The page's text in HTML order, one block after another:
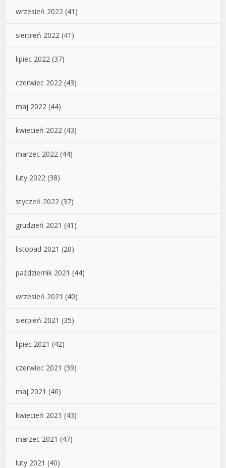
wrzesień 2022 (41)
sierpień 2022 (41)
lipiec 2022 (37)
czerwiec 2022 (43)
maj 2022 (44)
kwiecień 2022 (43)
marzec 2022 (44)
luty 2022 (38)
styczeń 2022 (37)
grudzień 2021 (41)
listopad 2021 (20)
październik 2021 (44)
wrzesień 2021 (40)
sierpień 2021 (35)
lipiec 2021 (42)
czerwiec 2021 (39)
maj 2021 (46)
kwiecień 2021 (43)
marzec 2021 (47)
luty 2021 (40)